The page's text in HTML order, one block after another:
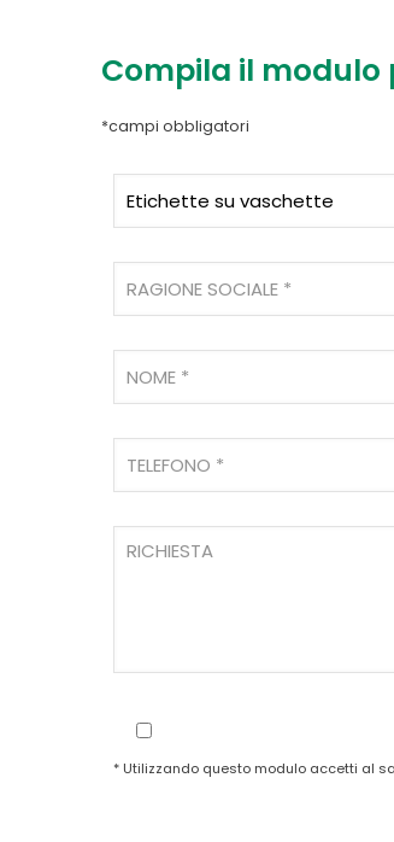
Compila il modulo
*campi obbligatori
* Utilizzando questo modulo accetti al